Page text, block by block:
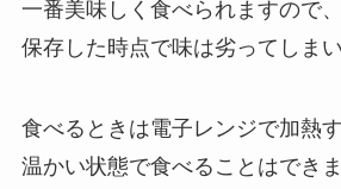
一番美味しく食べられますので、
保存した時点で味は劣ってしまい
食べるときは電子レンジで加熱
温かい状態で食べることはできま